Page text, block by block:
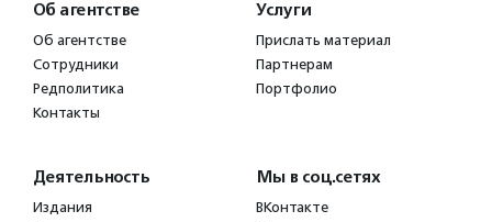
Об агентстве
Об агентстве
Сотрудники
Редполитика
Контакты
Услуги
Прислать материал
Партнерам
Портфолио
Деятельность
Издания
Мы в соц.сетях
ВКонтакте